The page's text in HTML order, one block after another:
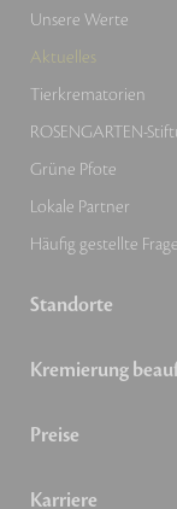
Unsere Werte
Aktuelles
Tierkrematorien
ROSENGARTEN-
Grüne Pfote
Lokale Partner
Häufig gestellte
Standorte
Kremierung
Preise
Karriere